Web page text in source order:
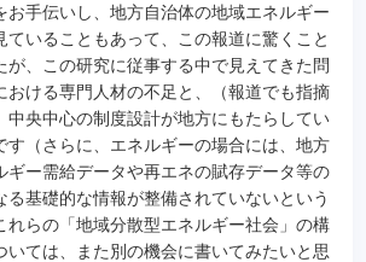
お手伝いし、地方自治体の地域エネルギー
ていることもあって、この報道に驚くこと
が、この研究に従事する中で見えてきた問
おける専門人材の不足と、（報道でも指摘
中央中心の制度設計が地方にもたらしてい
す（さらに、エネルギーの場合には、地方
ギー需給データや再エネの賦存データ等の
る基礎的な情報が整備されていないという
れらの「地域分散型エネルギー社会」の構
いては、また別の機会に書いてみたいと思